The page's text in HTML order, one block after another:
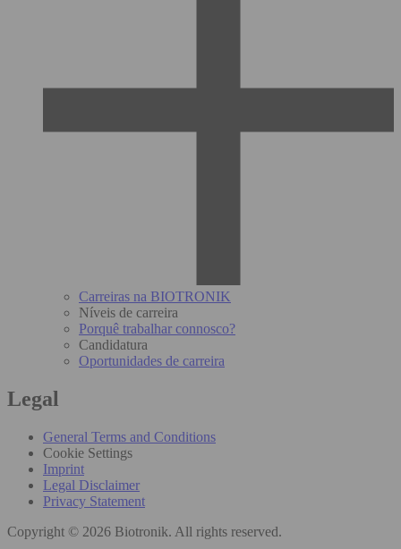
Carreiras na BIOTRONIK
Níveis de carreira
Porquê trabalhar connosco?
Candidatura
Oportunidades de carreira
Legal
General Terms and Conditions
Cookie Settings
Imprint
Legal Disclaimer
Privacy Statement
Copyright © 2026 Biotronik. All rights reserved.